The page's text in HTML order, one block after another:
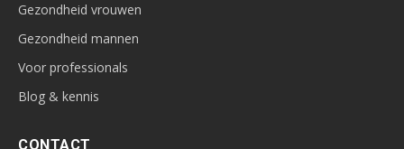
Gezondheid vrouwen
Gezondheid mannen
Voor professionals
Blog & kennis
CONTACT